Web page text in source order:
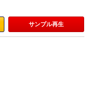
サンプル再生